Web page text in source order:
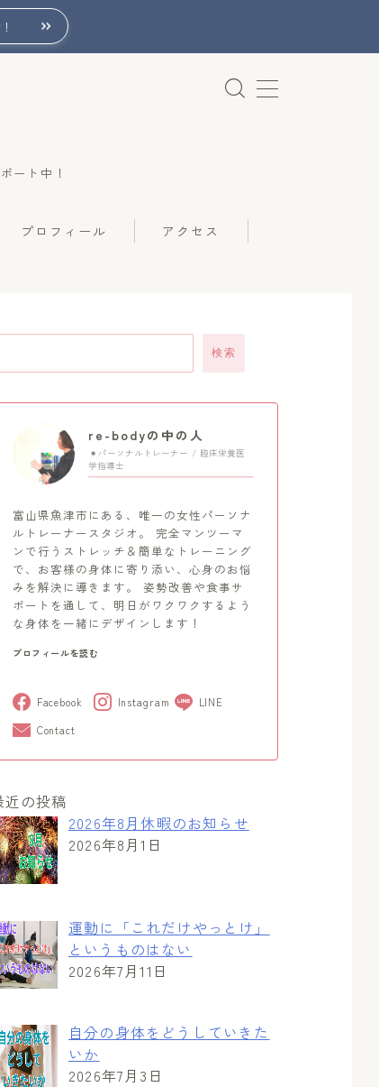
ート中！
プロフィール アクセス
検索
re-bodyの中の人
パーソナルトレーナー / 臨床栄養医
学指導士
富山県魚津市にある、唯一の女性パーソナ
ルトレーナースタジオ。 完全マンツーマ
ンで行うストレッチ＆簡単なトレーニング
で、お客様の身体に寄り添い、心身のお悩
みを解決に導きます。 姿勢改善や食事サ
ポートを通して、明日がワクワクするよう
な身体を一緒にデザインします！
プロフィールを読む
Facebook Instagram
LINE
Contact
近の投稿
2026年8月休暇のお知らせ
2026年8月1日
運動に「これだけやっとけ」
というものはない
2026年7月11日
自分の身体をどうしていきた
いか
2026年7月3日